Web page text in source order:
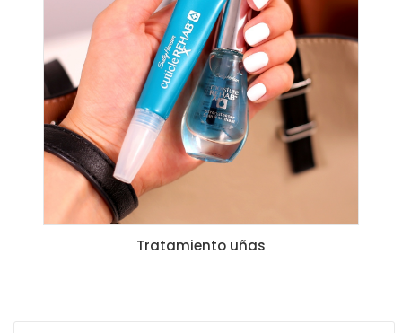
Tratamiento uñas